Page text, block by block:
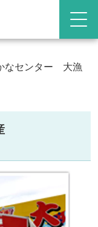
なセンター 大漁